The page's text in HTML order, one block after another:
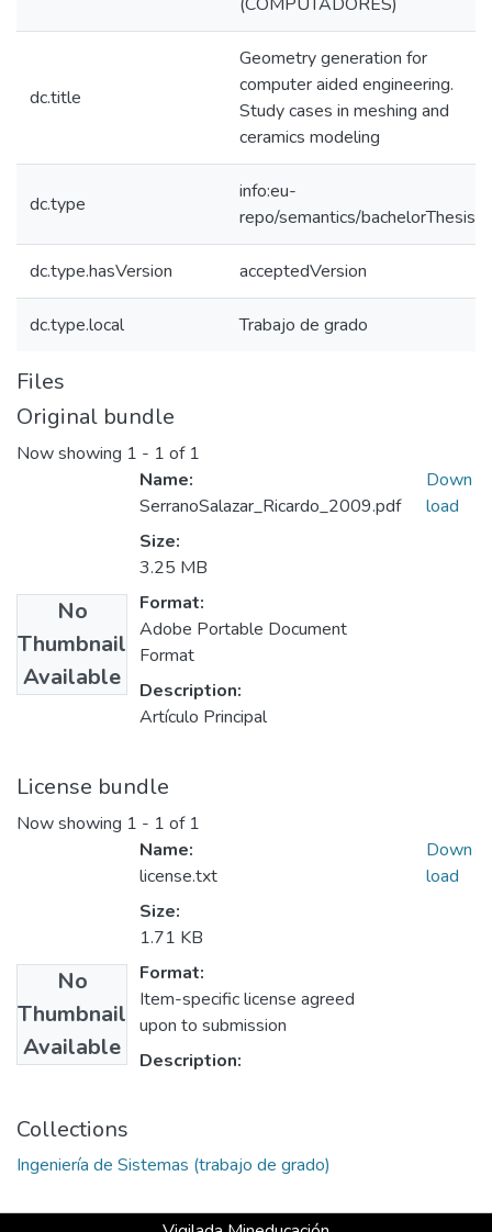
dc.title
Geometry generation for
computer aided engineering.
Study cases in meshing and
ceramics modeling
dc.type
info:eu-
repo/semantics/bachelorThesis
dc.type.hasVersion acceptedVersion
dc.type.local Trabajo de grado
Files
Original bundle
Now showing 1 - 1 of 1
No
Thumbnail
Available
Name:
SerranoSalazar_Ricardo_2009.pdf
Size:
3.25 MB
Format:
Adobe Portable Document
Format
Description:
Artículo Principal
Down
load
License bundle
Now showing 1 - 1 of 1
No
Thumbnail
Available
Name:
license.txt
Size:
1.71 KB
Format:
Item-specific license agreed
upon to submission
Description:
Down
load
Collections
Ingeniería de Sistemas (trabajo de grado)